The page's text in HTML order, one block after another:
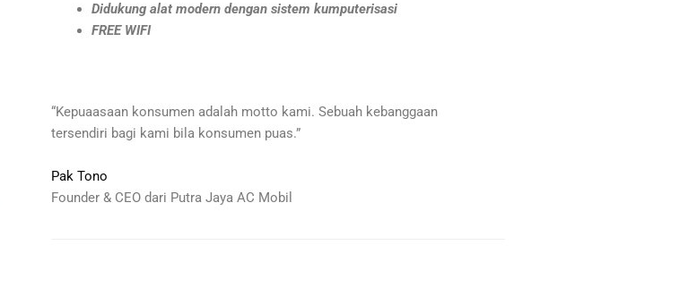
Didukung alat modern dengan sistem kumputerisasi
FREE WIFI
“Kepuaasaan konsumen adalah motto kami. Sebuah kebanggaan
tersendiri bagi kami bila konsumen puas.”
Pak Tono
Founder & CEO dari Putra Jaya AC Mobil